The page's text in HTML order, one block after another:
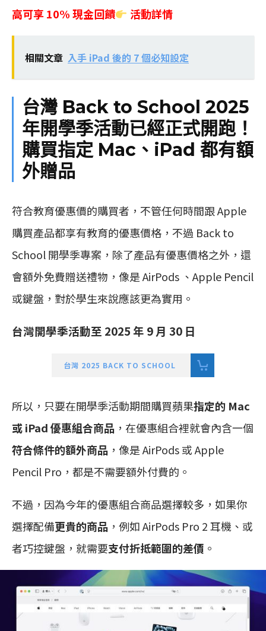
高可享 10% 現金回饋
活動詳情
相關文章 入手 iPad 後的 7 個必知設定
台灣 Back to School 2025
年開學季活動已經正式開跑！
購買指定 Mac、iPad 都有額
外贈品
符合教育優惠價的購買者，不管任何時間跟 Apple
購買產品都享有教育的優惠價格，不過 Back to
School 開學季專案，除了產品有優惠價格之外，還
會額外免費贈送禮物，像是 AirPods 、Apple Pencil
或鍵盤，對於學生來說應該更為實用。
台灣開學季活動至 2025 年 9 月 30 日
台灣 2025 BACK TO SCHOOL
所以，只要在開學季活動期間購買蘋果指定的 Mac
或 iPad 優惠組合商品 ，在優惠組合裡就會內含一個
符合條件的額外商品 ，像是 AirPods 或 Apple
Pencil Pro，都是不需要額外付費的。
不過，因為今年的優惠組合商品選擇較多，如果你
選擇配備更貴的商品 ，例如 AirPods Pro 2 耳機、或
者巧控鍵盤，就需要支付折抵範圍的差價 。